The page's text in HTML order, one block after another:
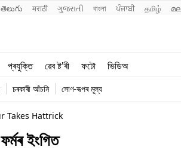
తెలుగు मराठी ગુજરાતી বাংলা ਪੰਜਾਬੀ தமிழ்
প্ৰযুক্তি ৱেব ষ্ট'ৰী ফটো ভিডিঅ
খেল
জীৱনশৈলী
চৰকাৰী আঁচনি সোণ-ৰূপৰ মূল্য
Takes Hattrick
ইংগিত